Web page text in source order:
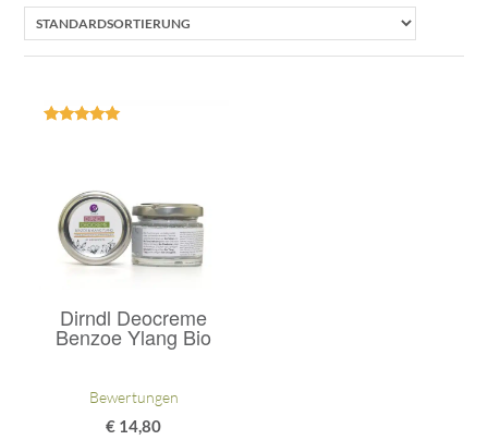
Dirndl Deocreme
Benzoe Ylang Bio
Bewertungen
€ 14,80